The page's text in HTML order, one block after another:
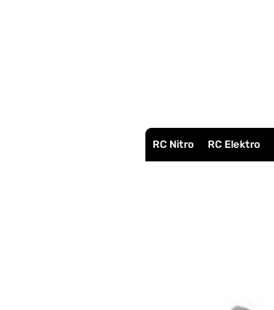
RC Nitro RC Elektro